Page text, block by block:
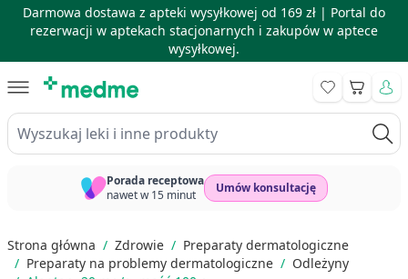
Darmowa dostawa z apteki wysyłkowej od 169 zł | Portal do
rezerwacji w aptekach stacjonarnych i zakupów w aptece
wysyłkowej.
Wyszukaj leki i inne produkty
Koszyk
Porada receptowa
nawet w 15 minut
Umów konsultację
Strona główna / Zdrowie / Preparaty dermatologiczne
/ Preparaty na problemy dermatologiczne / Odleżyny